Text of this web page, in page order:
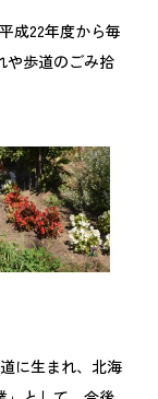
成22年度から毎
や歩道のごみ拾
に生まれ、北海